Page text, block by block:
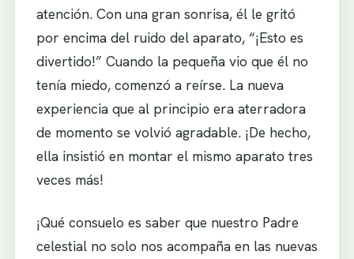
atención. Con una gran sonrisa, él le gritó
por encima del ruido del aparato, “¡Esto es
divertido!” Cuando la pequeña vio que él no
tenía miedo, comenzó a reírse. La nueva
experiencia que al principio era aterradora
de momento se volvió agradable. ¡De hecho,
ella insistió en montar el mismo aparato tres
veces más!
¡Qué consuelo es saber que nuestro Padre
celestial no solo nos acompaña en las nuevas